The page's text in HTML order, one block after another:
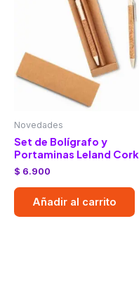
Novedades
Set de Bolígrafo y
Portaminas Leland Cork
$ 6.900
Añadir al carrito